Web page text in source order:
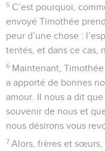
5 C’est pourquoi,
envoyé Timothée
peur d’une chose :
tentés, et dans ce cas,
6 Maintenant,
a apporté de bonnes
amour. Il nous a dit
souvenir de nous et
nous désirons vous
7 Alors, frères et sœurs,